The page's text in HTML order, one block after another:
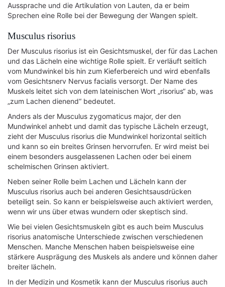
Aussprache und die Artikulation von Lauten, da er beim
Sprechen eine Rolle bei der Bewegung der Wangen spielt.
Musculus risorius
Der Musculus risorius ist ein Gesichtsmuskel, der für das Lachen
und das Lächeln eine wichtige Rolle spielt. Er verläuft seitlich
vom Mundwinkel bis hin zum Kieferbereich und wird ebenfalls
vom Gesichtsnerv Nervus facialis versorgt. Der Name des
Muskels leitet sich von dem lateinischen Wort „risorius“ ab, was
„zum Lachen dienend“ bedeutet.
Anders als der Musculus zygomaticus major, der den
Mundwinkel anhebt und damit das typische Lächeln erzeugt,
zieht der Musculus risorius die Mundwinkel horizontal seitlich
und kann so ein breites Grinsen hervorrufen. Er wird meist bei
einem besonders ausgelassenen Lachen oder bei einem
schelmischen Grinsen aktiviert.
Neben seiner Rolle beim Lachen und Lächeln kann der
Musculus risorius auch bei anderen Gesichtsausdrücken
beteiligt sein. So kann er beispielsweise auch aktiviert werden,
wenn wir uns über etwas wundern oder skeptisch sind.
Wie bei vielen Gesichtsmuskeln gibt es auch beim Musculus
risorius anatomische Unterschiede zwischen verschiedenen
Menschen. Manche Menschen haben beispielsweise eine
stärkere Ausprägung des Muskels als andere und können daher
breiter lächeln.
In der Medizin und Kosmetik kann der Musculus risorius auch